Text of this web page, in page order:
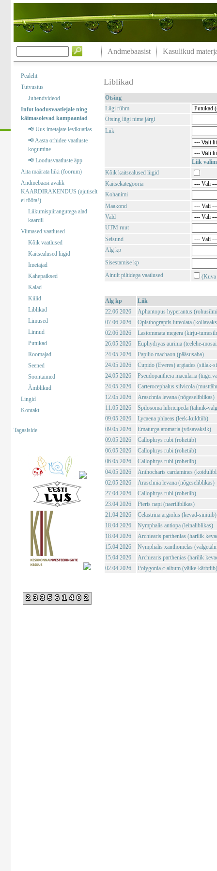
Andmebaasist Kasulikud
Pealeht
Tutvustus
Juhendvideod
Infot loodusvaatlejale ning
käimasolevad kampaaniad
📢 Uus imetajate levikuatlas
📢 Aasta orhidee vaatluste
kogumine
📢 Loodusvaatluste äpp
Aita määrata liiki (foorum)
Andmebaasi avalik
KAARDIRAKENDUS (ajutiselt
ei tööta!)
Liikumispiirangutega alad
kaardil
Viimased vaatlused
Kõik vaatlused
Kaitsealused liigid
Imetajad
Kahepaiksed
Kalad
Kiilid
Liblikad
Limused
Linnud
Putukad
Roomajad
Seened
Soontaimed
Ämblikud
Lingid
Kontakt
Tagasiside
233561402
Liblikad
Otsing
Liigi rühm
Otsing liigi nime järgi
Liik
Liik
Kõik kaitsealused liigid
Kaitsekategooria
Kohanimi
Maakond
Vald
UTM ruut
Seisund
Alg kp
Sisestamise kp
Ainult piltidega vaatlused
(Kuva
Alg kp
Liik
22.06 2026
Aphantopus hyperantus
07.06 2026
Opisthograptis luteolata
02.06 2026
Lasiommata megera (kirju-
26.05 2026
Euphydryas aurinia (teelehe-
24.05 2026
Papilio machaon (pääsusaba)
24.05 2026
Cupido (Everes) argiades (siilak-
24.05 2026
Pseudopanthera macularia
24.05 2026
Carterocephalus silvicola
12.05 2026
Araschnia levana (nõgeseliblikas)
11.05 2026
Spilosoma lubricipeda (tähnik-
09.05 2026
Lycaena phlaeas (leek-kuldtiib)
09.05 2026
Ematurga atomaria (võsavaksik)
09.05 2026
Callophrys rubi (rohetiib)
06.05 2026
Callophrys rubi (rohetiib)
06.05 2026
Callophrys rubi (rohetiib)
04.05 2026
Anthocharis cardamines
02.05 2026
Araschnia levana (nõgeseliblikas)
27.04 2026
Callophrys rubi (rohetiib)
23.04 2026
Pieris napi (naeriliblikas)
21.04 2026
Celastrina argiolus (kevad-sinitiib)
18.04 2026
Nymphalis antiopa (leinaliblikas)
18.04 2026
Archiearis parthenias (harilik
15.04 2026
Nymphalis xanthomelas
15.04 2026
Archiearis parthenias (harilik
02.04 2026
Polygonia c-album (väike-kärbtiib)